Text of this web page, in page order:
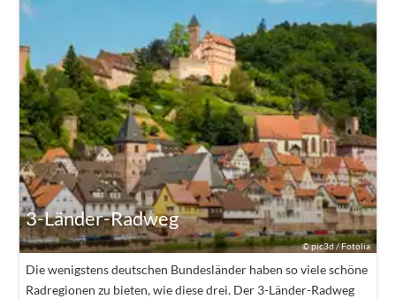
©pic3d / Fotolia
3-Länder-Radweg
Die wenigstens deutschen Bundesländer haben so viele schöne
Radregionen zu bieten, wie diese drei. Der 3-Länder-Radweg